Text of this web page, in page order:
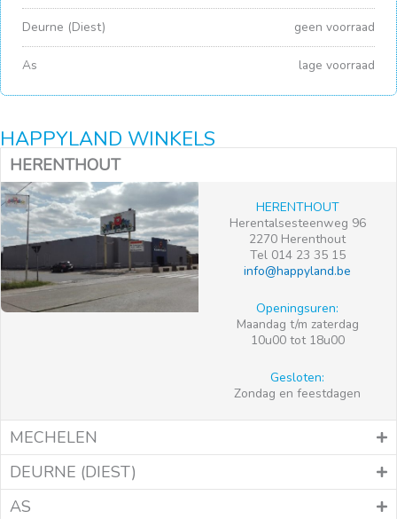
Deurne (Diest) geen voorraad
As lage voorraad
HAPPYLAND WINKELS
HERENTHOUT
HERENTHOUT
Herentalsesteenweg 96
2270 Herenthout
Tel 014 23 35 15
info@happyland.be
Openingsuren:
Maandag t/m zaterdag
10u00 tot 18u00
Gesloten:
Zondag en feestdagen
MECHELEN
DEURNE (DIEST)
AS